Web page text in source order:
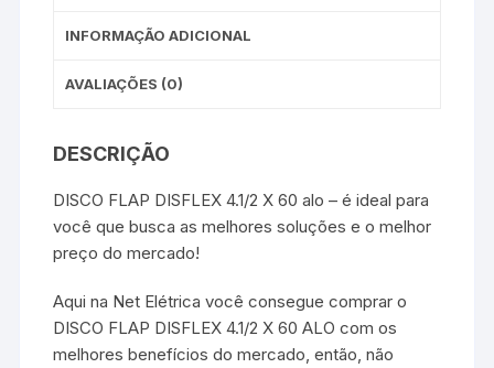
INFORMAÇÃO ADICIONAL
AVALIAÇÕES (0)
DESCRIÇÃO
DISCO FLAP DISFLEX 4.1/2 X 60 alo – é ideal para
você que busca as melhores soluções e o melhor
preço do mercado!
Aqui na Net Elétrica você consegue comprar o
DISCO FLAP DISFLEX 4.1/2 X 60 ALO com os
melhores benefícios do mercado, então, não